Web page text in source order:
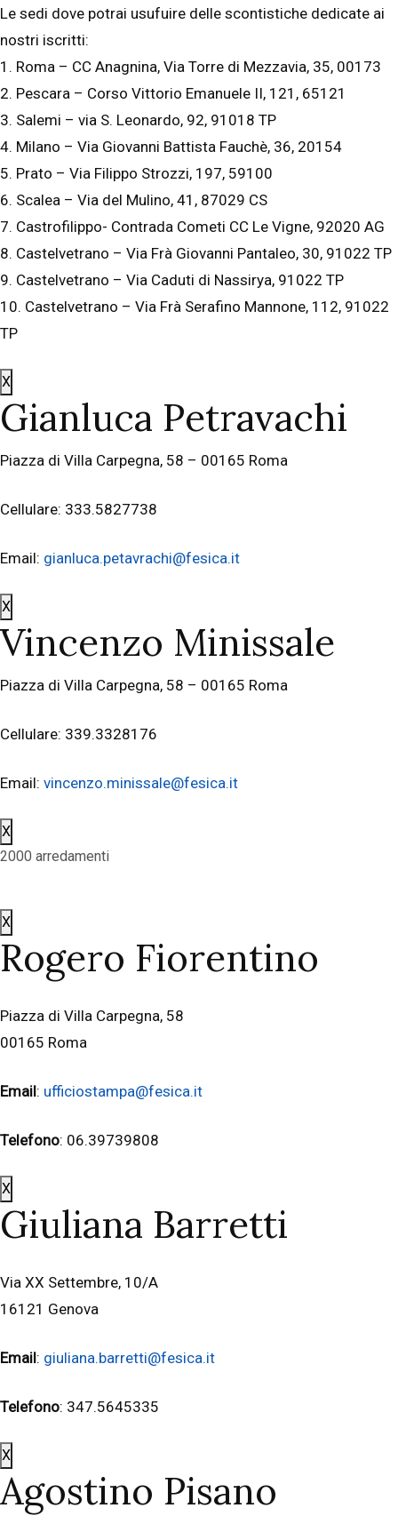
Le sedi dove potrai usufuire delle scontistiche dedicate ai
nostri iscritti:
1. Roma – CC Anagnina, Via Torre di Mezzavia, 35, 00173
2. Pescara – Corso Vittorio Emanuele II, 121, 65121
3. Salemi – via S. Leonardo, 92, 91018 TP
4. Milano – Via Giovanni Battista Fauchè, 36, 20154
5. Prato – Via Filippo Strozzi, 197, 59100
6. Scalea – Via del Mulino, 41, 87029 CS
7. Castrofilippo- Contrada Cometi CC Le Vigne, 92020 AG
8. Castelvetrano – Via Frà Giovanni Pantaleo, 30, 91022 TP
9. Castelvetrano – Via Caduti di Nassirya, 91022 TP
10. Castelvetrano – Via Frà Serafino Mannone, 112, 91022
TP
X
Gianluca Petravachi
Piazza di Villa Carpegna, 58 – 00165 Roma
Cellulare: 333.5827738
Email: gianluca.petavrachi@fesica.it
X
Vincenzo Minissale
Piazza di Villa Carpegna, 58 – 00165 Roma
Cellulare: 339.3328176
Email: vincenzo.minissale@fesica.it
X
2000 arredamenti
X
Rogero Fiorentino
Piazza di Villa Carpegna, 58
00165 Roma
Email: ufficiostampa@fesica.it
Telefono: 06.39739808
X
Giuliana Barretti
Via XX Settembre, 10/A
16121 Genova
Email: giuliana.barretti@fesica.it
Telefono: 347.5645335
X
Agostino Pisano